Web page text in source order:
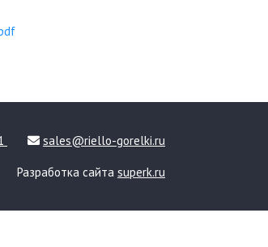
sales@riello-gorelki.ru
Разработка сайта superk.ru